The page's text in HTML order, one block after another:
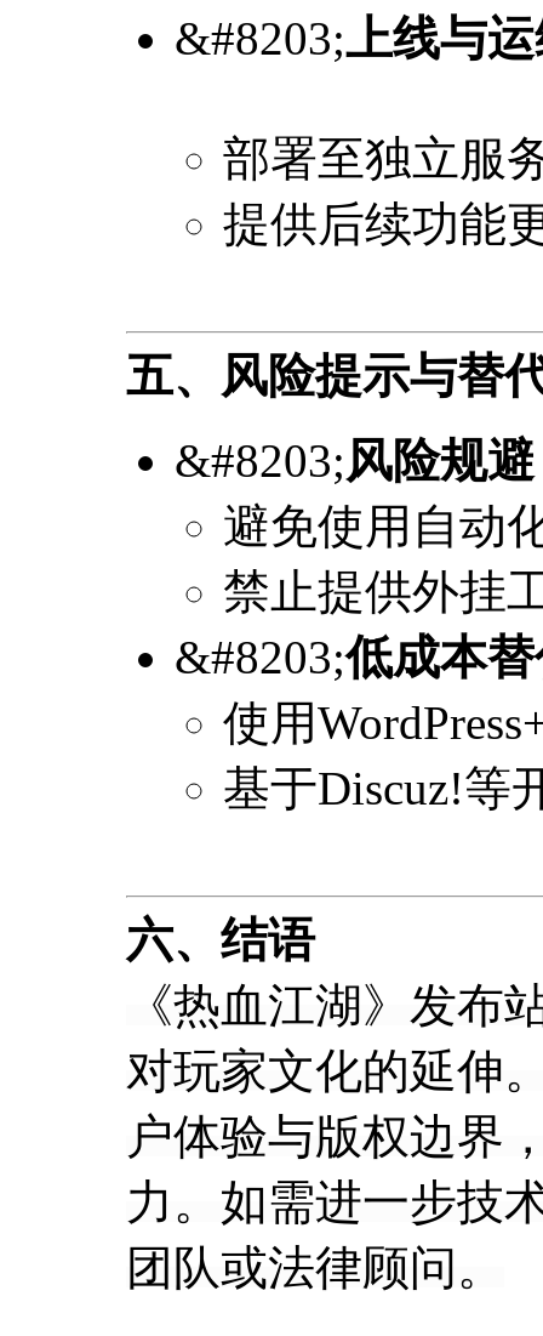
&#8203;上线与
部署至独立服
提供后续功能
五、风险提示与替
&#8203;风险规避
避免使用自动
禁止提供外挂
&#8203;低成本
使用
基于Discuz!等
六、结语
《热血江湖》发布
对玩家文化的延伸
户体验与版权边界
力。如需进一步技
团队或法律顾问。